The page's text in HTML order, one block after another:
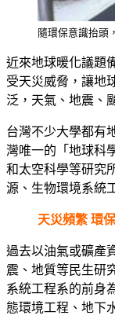
隨環保意識抬頭
近來地球暖化議題
受天災威脅，讓地
泛，天氣、地震、
台灣不少大學都有
灣唯一的「地球科
和太空科學等研究
源、生物環境系統
天災頻繁 環
過去以油氣或礦產
震、地質等民生研
系統工程系的前身
態環境工程、地下